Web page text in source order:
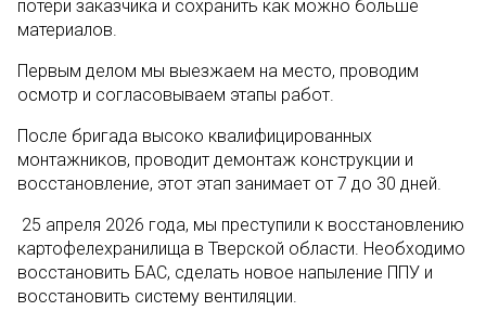
потери заказчика и сохранить как можно больше
материалов.
Первым делом мы выезжаем на место, проводим
осмотр и согласовываем этапы работ.
После бригада высоко квалифицированных
монтажников, проводит демонтаж конструкции и
восстановление, этот этап занимает от 7 до 30 дней.
25 апреля 2026 года, мы преступили к восстановлению
картофелехранилища в Тверской области. Необходимо
восстановить БАС, сделать новое напыление ППУ и
восстановить систему вентиляции.